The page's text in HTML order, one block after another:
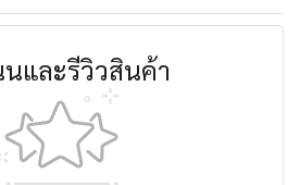
และรีวิวสินค้า